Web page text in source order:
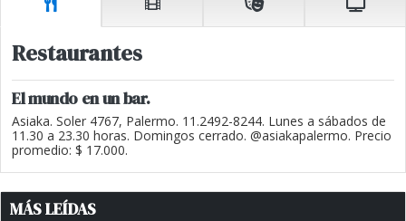
Restaurantes
El mundo en un bar.
Asiaka. Soler 4767, Palermo. 11.2492-8244. Lunes a sábados de
11.30 a 23.30 horas. Domingos cerrado. @asiakapalermo. Precio
promedio: $ 17.000.
MÁS LEÍDAS